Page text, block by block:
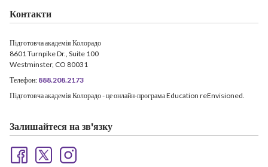
Контакти
Підготовча академія Колорадо
8601 Turnpike Dr., Suite 100
Westminster, CO 80031
Телефон: 888.208.2173
Підготовча академія Колорадо - це онлайн-програма Education reEnvisioned.
Залишайтеся на зв'язку